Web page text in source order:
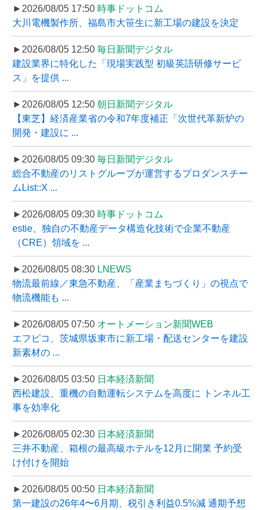
►2026/08/05 17:50 時事ドットコム
大川電機製作所、福島市大笹生に新工場の建設を決定
►2026/08/05 12:50 毎日新聞デジタル
建設業界に特化した「現場実践型 初級英語研修サービ
ス」を提供 ...
►2026/08/05 12:50 朝日新聞デジタル
【東芝】経済産業省の令和7年度補正「次世代革新炉の
開発・建設に ...
►2026/08/05 09:30 毎日新聞デジタル
総合不動産のリストグループが運営するプロダンスチー
ムList::X ...
►2026/08/05 09:30 時事ドットコム
estie、独自の不動産データ構造化技術で企業不動産
（CRE）領域を ...
►2026/08/05 08:30 LNEWS
物流最前線／東急不動産、「産業まちづくり」の視点で
物流機能も ...
►2026/08/05 07:50 オートメーション新聞WEB
エフピコ、茨城県坂東市に新工場・配送センターを建設
新素材の ...
►2026/08/05 03:50 日本経済新聞
西松建設、重機の自動運転システムを高度に トンネル工
事を効率化
►2026/08/05 02:30 日本経済新聞
三井不動産、箱根の最高級ホテルを12月に開業 予約受
け付けを開始
►2026/08/05 00:50 日本経済新聞
第一建設の26年4〜6月期、税引き利益0.5%減 通期予想